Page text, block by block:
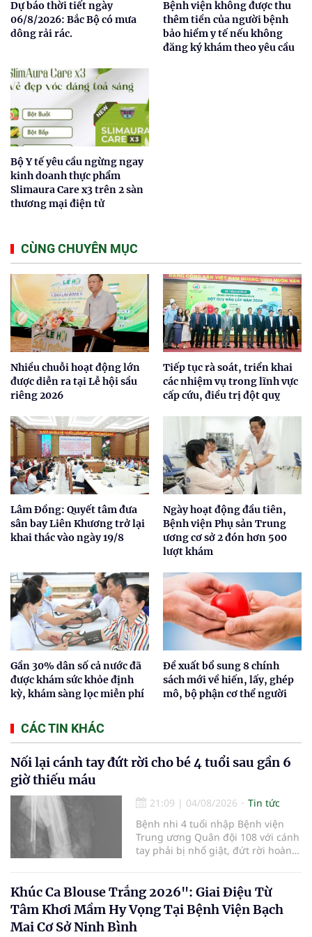
Dự báo thời tiết ngày
06/8/2026: Bắc Bộ có mưa
dông rải rác.
Bệnh viện không được thu
thêm tiền của người bệnh
bảo hiểm y tế nếu không
đăng ký khám theo yêu cầu
Bộ Y tế yêu cầu ngừng ngay
kinh doanh thực phẩm
Slimaura Care x3 trên 2 sàn
thương mại điện tử
CÙNG CHUYÊN MỤC
Nhiều chuỗi hoạt động lớn
được diễn ra tại Lễ hội sầu
riêng 2026
Tiếp tục rà soát, triển khai
các nhiệm vụ trong lĩnh vực
cấp cứu, điều trị đột quỵ
Lâm Đồng: Quyết tâm đưa
sân bay Liên Khương trở lại
khai thác vào ngày 19/8
Ngày hoạt động đầu tiên,
Bệnh viện Phụ sản Trung
ương cơ sở 2 đón hơn 500
lượt khám
Gần 30% dân số cả nước đã
được khám sức khỏe định
kỳ, khám sàng lọc miễn phí
Đề xuất bổ sung 8 chính
sách mới về hiến, lấy, ghép
mô, bộ phận cơ thể người
CÁC TIN KHÁC
Nối lại cánh tay đứt rời cho bé 4 tuổi sau gần 6
giờ thiếu máu
21:09 | 04/08/2026
Tin tức
Bệnh nhi 4 tuổi nhập Bệnh viện
Trung ương Quân đội 108 với cánh
tay phải bị nhổ giật, đứt rời hoàn
thương nặng và thời gian thiếu
máu kéo dài, các bác sĩ đã tái lập
tuần hoàn thành công sau ca vi
phẫu kéo dài 3 giờ.
Khúc Ca Blouse Trắng 2026": Giai Điệu Từ
Tâm Khơi Mầm Hy Vọng Tại Bệnh Viện Bạch
Mai Cơ Sở Ninh Bình